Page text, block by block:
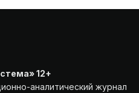
12+
аналитический журнал